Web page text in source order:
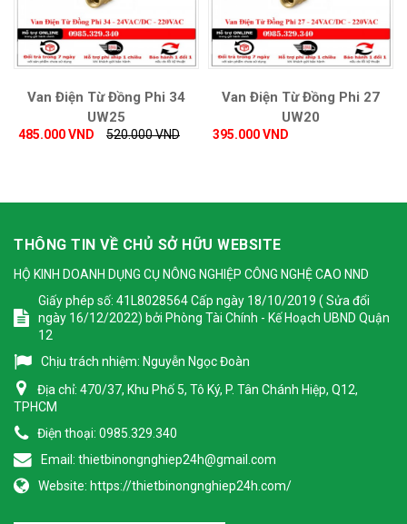
Van Điện Từ Đồng Phi 34
UW25
485.000 VND 520.000 VND
Van Điện Từ Đồng Phi 27
UW20
395.000 VND
THÔNG TIN VỀ CHỦ SỞ HỮU WEBSITE
HỘ KINH DOANH DỤNG CỤ NÔNG NGHIỆP CÔNG NGHỆ CAO NND
Giấy phép số: 41L8028564 Cấp ngày 18/10/2019 ( Sửa đổi
ngày 16/12/2022) bởi Phòng Tài Chính - Kế Hoạch UBND Quận
12
Chịu trách nhiệm: Nguyễn Ngọc Đoàn
Địa chỉ: 470/37, Khu Phố 5, Tô Ký, P. Tân Chánh Hiệp, Q12,
TPHCM
Điện thoại: 0985.329.340
Email: thietbinongnghiep24h@gmail.com
Website: https://thietbinongnghiep24h.com/